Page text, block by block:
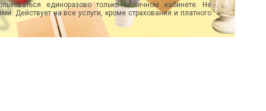
единоразово только в личном кабинете. Не
Действует на все услуги, кроме страхования и платного